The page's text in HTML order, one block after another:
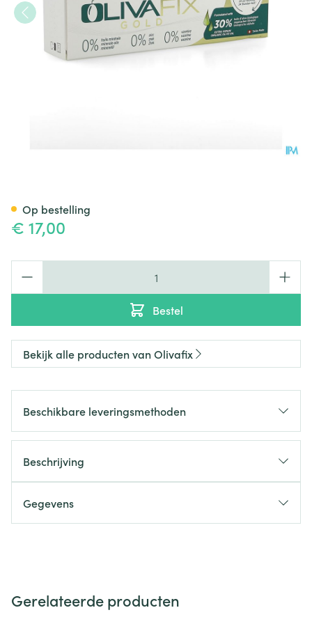
€ 17,00
Bestel
Op bestelling
Bekijk alle producten van Olivafix
Beschikbare leveringsmethoden
Beschrijving
Gegevens
Gerelateerde producten